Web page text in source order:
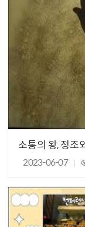
2023-06-07